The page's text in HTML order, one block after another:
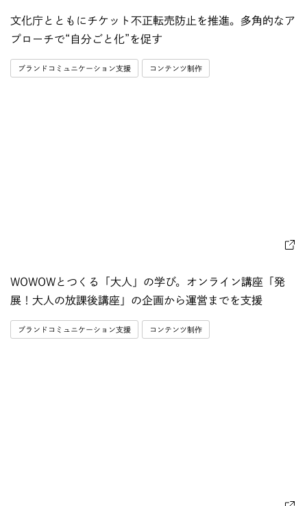
文化庁とともにチケット不正転売防止を推進。多角的なア
プローチで“自分ごと化”を促す
ブランドコミュニケーション支援 コンテンツ制作
WOWOWとつくる「大人」の学び。オンライン講座「発
展！大人の放課後講座」の企画から運営までを支援
ブランドコミュニケーション支援 コンテンツ制作